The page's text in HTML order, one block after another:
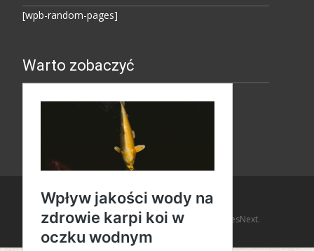
[wpb-random-pages]
Warto zobaczyć
Copyright © Amaro Design
Powered by WordPress, Themei-design by TemplatesNext.